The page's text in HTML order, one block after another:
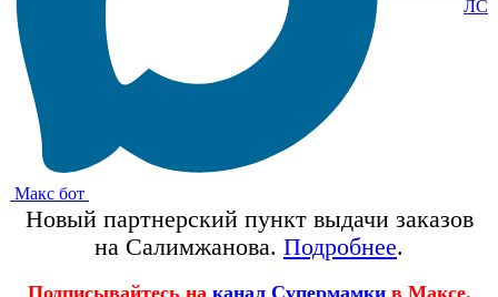
Макс бот
ЛС
Новый партнерский пункт выдачи заказов
на Салимжанова. Подробнее.
Подписывайтесь на канал Супермамки в Максе.